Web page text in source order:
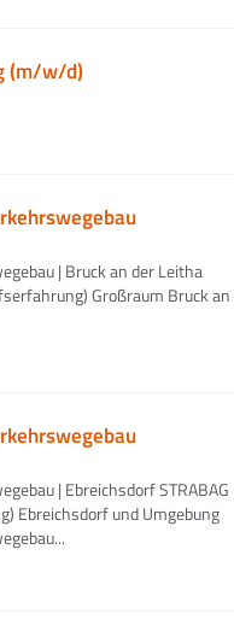
(m/w/d)
| Bruck an der Leitha
Großraum Bruck an
| Ebreichsdorf STRABAG
Ebreichsdorf und Umgebung